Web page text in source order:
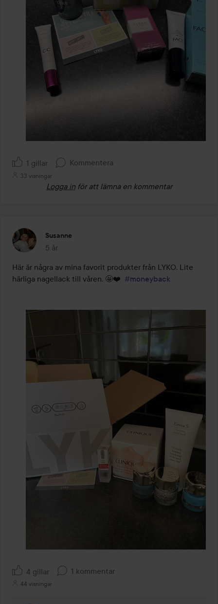
1 gillar Kommentera
33 visningar
Logga in för att lämna en kommentar
Susanne
5 år
Inlägget skapades 5 år
Här är några av mina favorit produkter från LYKO. Lite
härliga nagellack till våren. 🤩❤️ #moneyback
4 gillar 1 kommentar
44 visningar